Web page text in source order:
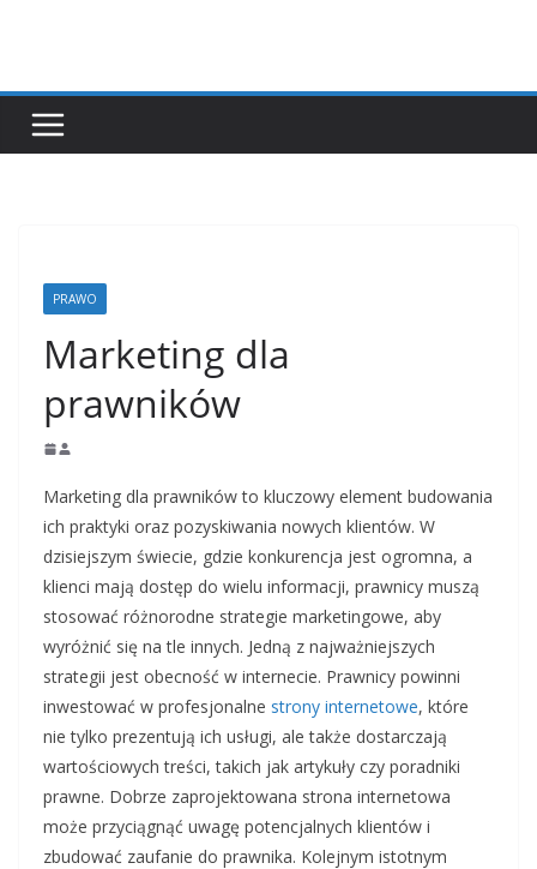
PRAWO
Marketing dla
prawników
Marketing dla prawników to kluczowy element budowania
ich praktyki oraz pozyskiwania nowych klientów. W
dzisiejszym świecie, gdzie konkurencja jest ogromna, a
klienci mają dostęp do wielu informacji, prawnicy muszą
stosować różnorodne strategie marketingowe, aby
wyróżnić się na tle innych. Jedną z najważniejszych
strategii jest obecność w internecie. Prawnicy powinni
inwestować w profesjonalne strony internetowe, które
nie tylko prezentują ich usługi, ale także dostarczają
wartościowych treści, takich jak artykuły czy poradniki
prawne. Dobrze zaprojektowana strona internetowa
może przyciągnąć uwagę potencjalnych klientów i
zbudować zaufanie do prawnika. Kolejnym istotnym